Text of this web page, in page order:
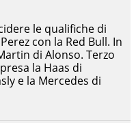
le qualifiche di
con la Red Bull. In
di Alonso. Terzo
la Haas di
e la Mercedes di